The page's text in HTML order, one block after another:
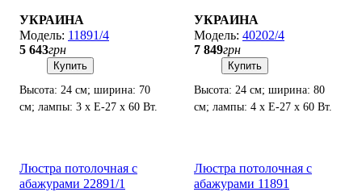
УКРАИНА
11891/4
5 643грн
Купить
Высота: 24 см; ширина: 70
см; лампы: 3 х Е-27 х 60 Вт.
УКРАИНА
40202/4
7 849грн
Купить
Высота: 24 см; ширина: 80
см; лампы: 4 х Е-27 х 60 Вт.
Люстра потолочная с
абажурами 22891/1
Люстра потолочная с
абажурами 11891